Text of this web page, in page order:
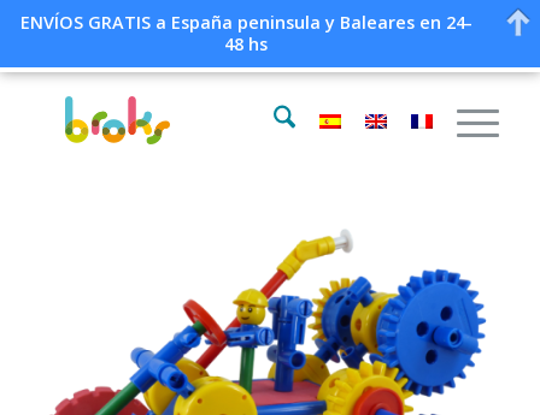
ENVÍOS GRATIS a España peninsula y Baleares en 24-
48 hs